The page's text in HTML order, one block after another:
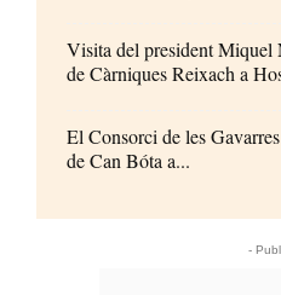
Visita del president Miquel
de Càrniques Reixach a
El Consorci de les
de Can Bóta a...
-